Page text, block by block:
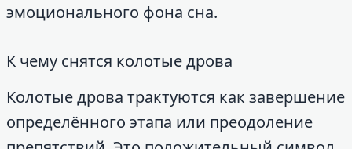
эмоционального фона сна.
К чему снятся колотые дрова
Колотые дрова трактуются как завершение
определённого этапа или преодоление